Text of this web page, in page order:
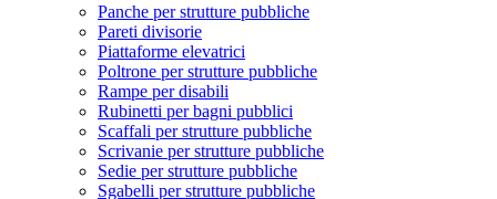
Panche per strutture pubbliche
Pareti divisorie
Piattaforme elevatrici
Poltrone per strutture pubbliche
Rampe per disabili
Rubinetti per bagni pubblici
Scaffali per strutture pubbliche
Scrivanie per strutture pubbliche
Sedie per strutture pubbliche
Sgabelli per strutture pubbliche